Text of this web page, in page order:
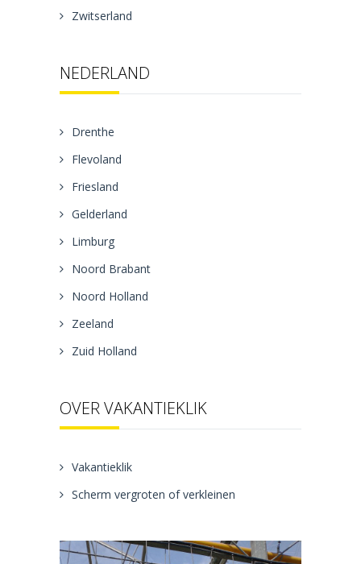
Zwitserland
NEDERLAND
Drenthe
Flevoland
Friesland
Gelderland
Limburg
Noord Brabant
Noord Holland
Zeeland
Zuid Holland
OVER VAKANTIEKLIK
Vakantieklik
Scherm vergroten of verkleinen